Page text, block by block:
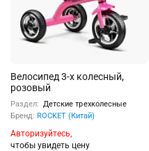
Велосипед 3-х колесный,
розовый
Раздел: Детские трехколесные
Бренд: ROCKET (Китай)
Авторизуйтесь,
чтобы увидеть цену